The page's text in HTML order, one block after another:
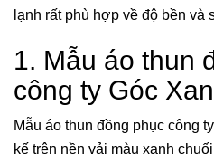
lạnh rất phù hợp về độ bền và
1. Mẫu áo thun
công ty Góc
Mẫu áo thun đồng phục công
kế trên nền vải màu xanh